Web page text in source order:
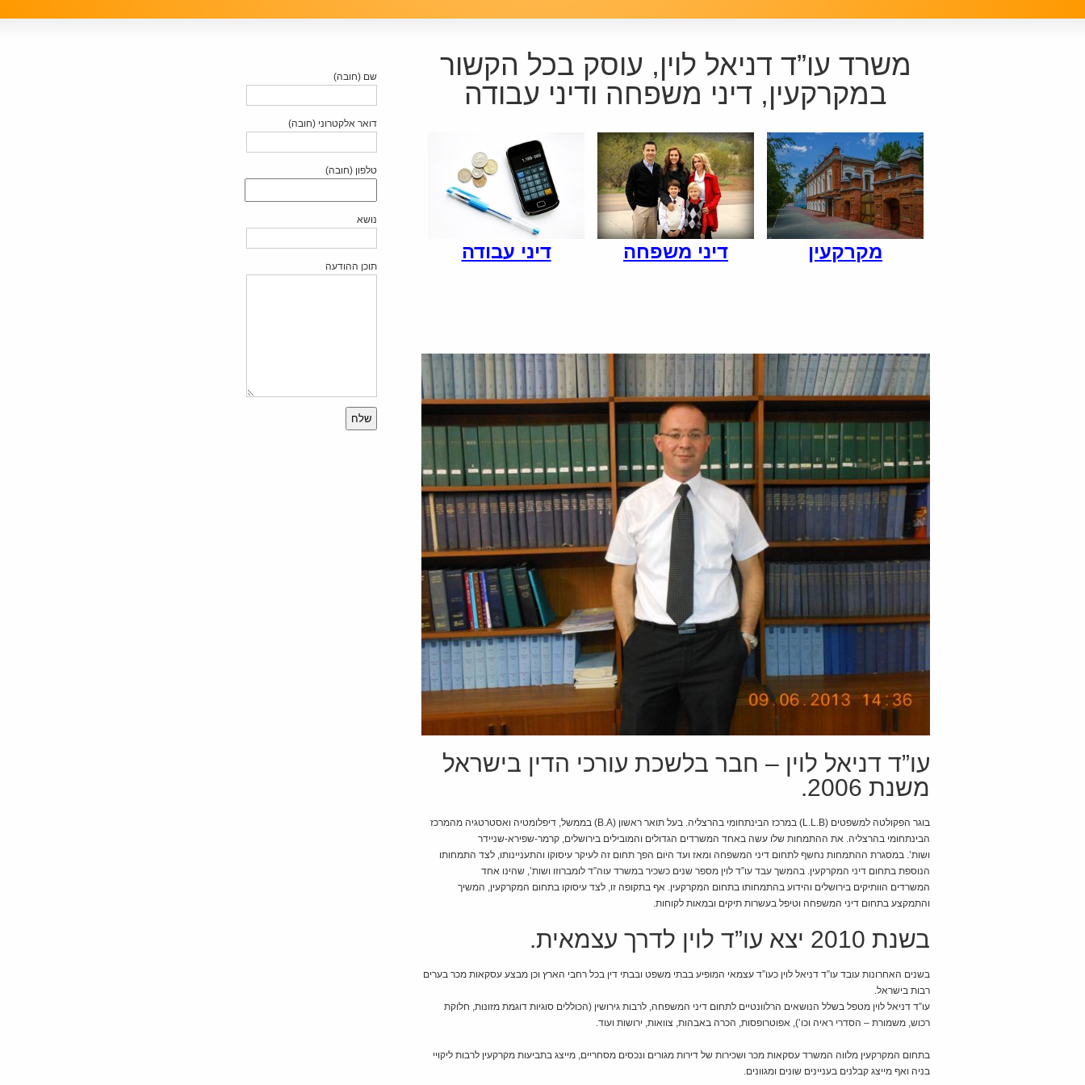
משרד עו”ד דניאל לוין, עוסק בכל הקשור
במקרקעין, דיני משפחה ודיני עבודה
מקרקעין דיני משפחה דיני עבודה
עו”ד דניאל לוין – חבר בלשכת עורכי הדין בישראל
משנת 2006.
בוגר הפקולטה למשפטים (L.L.B) במרכז הבינתחומי בהרצליה. בעל תואר ראשון (B.A) בממשל, דיפלומטיה ואסטרטגיה מהמרכז
הבינתחומי בהרצליה. את ההתמחות שלו עשה באחד המשרדים הגדולים והמובילים בירושלים, קרמר-שפירא-שניידר
ושות’. במסגרת ההתמחות נחשף לתחום דיני המשפחה ומאז ועד היום הפך תחום זה לעיקר עיסוקו והתעניינותו, לצד התמחותו
הנוספת בתחום דיני המקרקעין. בהמשך עבד עו”ד לוין מספר שנים כשכיר במשרד עוה”ד לומברוזו ושות’, שהינו אחד
המשרדים הוותיקים בירושלים והידוע בהתמחותו בתחום המקרקעין. אף בתקופה זו, לצד עיסוקו בתחום המקרקעין, המשיך
והתמקצע בתחום דיני המשפחה וטיפל בעשרות תיקים ובמאות לקוחות.
בשנת 2010 יצא עו”ד לוין לדרך עצמאית.
בשנים האחרונות עובד עו”ד דניאל לוין כעו”ד עצמאי המופיע בבתי משפט ובבתי דין בכל רחבי הארץ וכן מבצע עסקאות מכר בערים
רבות בישראל.
עו”ד דניאל לוין מטפל בשלל הנושאים הרלוונטיים לתחום דיני המשפחה, לרבות גירושין (הכוללים סוגיות דוגמת מזונות, חלוקת
רכוש, משמורת – הסדרי ראיה וכו’), אפוטרופסות, הכרה באבהות, צוואות, ירושות ועוד.
בתחום המקרקעין מלווה המשרד עסקאות מכר ושכירות של דירות מגורים ונכסים מסחריים, מייצג בתביעות מקרקעין לרבות ליקויי
בניה ואף מייצג קבלנים בעניינים שונים ומגוונים.
שם (חובה)
דואר אלקטרוני (חובה)
טלפון (חובה)
נושא
תוכן ההודעה